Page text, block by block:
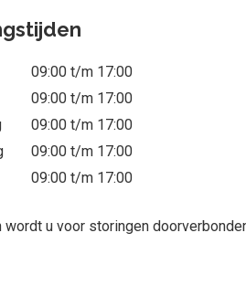
09:00 t/m 17:00
09:00 t/m 17:00
09:00 t/m 17:00
09:00 t/m 17:00
09:00 t/m 17:00
wordt u voor storingen